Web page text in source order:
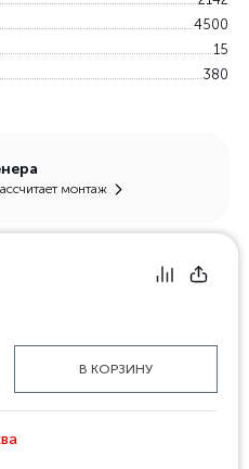
4500
15
380
монтаж
В КОРЗИНУ